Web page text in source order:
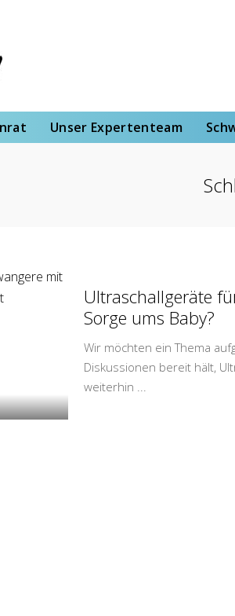
Unser Expertenteam
Ultraschallgeräte
Sorge ums Baby?
Wir möchten ein Thema
Diskussionen bereit hält,
weiterhin